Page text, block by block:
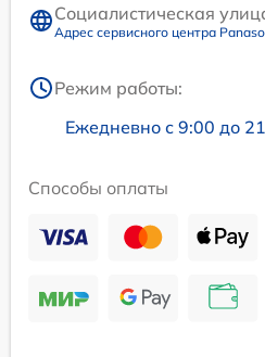
Социалистическая
Адрес сервисного центра
Режим работы:
Ежедневно с 9:00 до
Способы оплаты